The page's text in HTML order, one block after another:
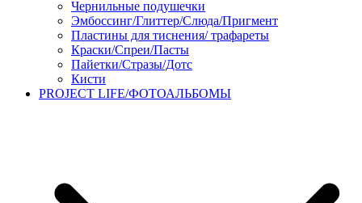
Чернильные подушечки
Эмбоссинг/Глиттер/Слюда/Пригмент
Пластины для тиснения/ трафареты
Краски/Спреи/Пасты
Пайетки/Стразы/Дотс
Кисти
PROJECT LIFE/ФОТОАЛЬБОМЫ